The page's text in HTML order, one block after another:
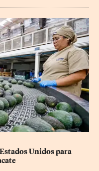
Unidos para